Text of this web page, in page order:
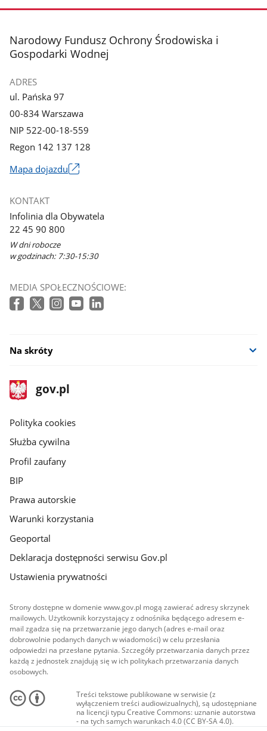
stopka
Narodowy Fundusz Ochrony Środowiska i
Gospodarki Wodnej
ADRES
ul. Pańska 97
00-834 Warszawa
NIP 522-00-18-559
Regon 142 137 128
Mapa dojazdu
się
w
nowym
oknie
KONTAKT
Infolinia dla Obywatela
22 45 90 800
W dni robocze
w godzinach: 7:30-15:30
MEDIA SPOŁECZNOŚCIOWE:
Na skróty
stopka
gov.pl
Strona
gov.pl
gov.pl
Polityka cookies
Służba cywilna
Profil zaufany
BIP
Prawa autorskie
Warunki korzystania
Geoportal
Deklaracja dostępności serwisu Gov.pl
Ustawienia prywatności
Strony dostępne w domenie www.gov.pl mogą zawierać adresy skrzynek
mailowych. Użytkownik korzystający z odnośnika będącego adresem e-
mail zgadza się na przetwarzanie jego danych (adres e-mail oraz
dobrowolnie podanych danych w wiadomości) w celu przesłania
odpowiedzi na przesłane pytania. Szczegóły przetwarzania danych przez
każdą z jednostek znajdują się w ich politykach przetwarzania danych
osobowych.
Treści tekstowe publikowane w serwisie (z
wyłączeniem treści audiowizualnych), są udostępniane
na licencji typu Creative Commons: uznanie autorstwa
- na tych samych warunkach 4.0 (CC BY-SA 4.0).